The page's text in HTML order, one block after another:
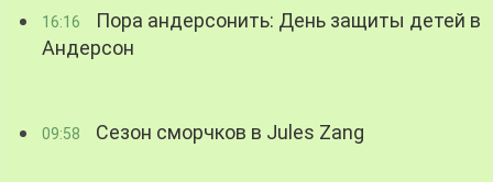
16:16
Пора андерсонить: День защиты детей в
Андерсон
09:58 Сезон сморчков в Jules Zang